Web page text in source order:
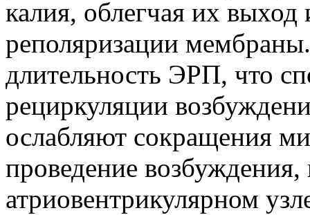
калия, облегчая их
реполяризации
длительность ЭРП, что
рециркуляции
ослабляют сокращения
проведение возбуждения,
атриовентрикулярном